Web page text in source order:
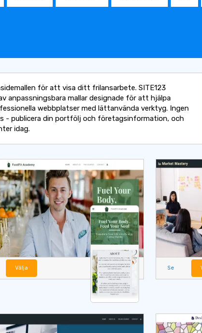
för att visa ditt frilansarbete. SITE123
anpassningsbara mallar designade för att hjälpa
webbplatser med lättanvända verktyg. Ingen
- publicera din portfölj och företagsinformation, och
idag.
Välja Se